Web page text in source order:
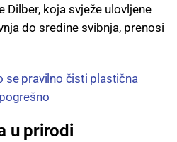
Dilber, koja svježe ulovljene
do sredine svibnja, prenosi
se pravilno čisti plastična
u prirodi